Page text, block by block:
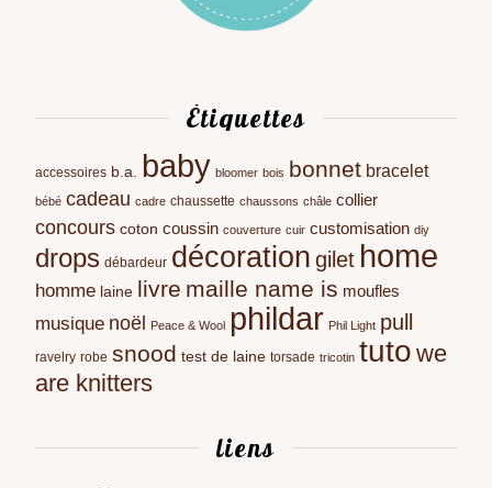
Étiquettes
accessoires b.a. baby bloomer bois bonnet bracelet
bébé cadeau cadre chaussette chaussons châle collier
concours coton coussin couverture cuir customisation diy
drops débardeur décoration gilet home
homme laine livre maille name is moufles
musique noël Peace & Wool phildar Phil Light pull
ravelry robe snood test de laine torsade tricotin tuto we
are knitters
liens